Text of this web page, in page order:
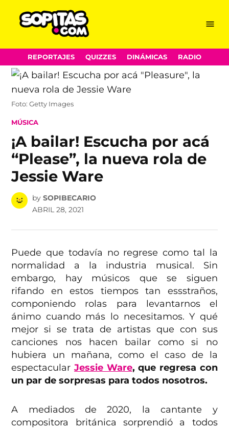
Skip
to
content
Menu
REPORTAJES QUIZZES DINÁMICAS RADIO
Foto: Getty Images
POSTED
MÚSICA
¡A bailar! Escucha por acá
“Please”, la nueva rola de
Jessie Ware
by SOPIBECARIO
ABRIL 28, 2021
Puede que todavía no regrese como tal la
normalidad a la industria musical. Sin
embargo, hay músicos que se siguen
rifando en estos tiempos tan essstraños,
componiendo rolas para levantarnos el
ánimo cuando más lo necesitamos. Y qué
mejor si se trata de artistas que con sus
canciones nos hacen bailar como si no
hubiera un mañana, como el caso de la
espectacularJessie Ware, que regresa con
un par de sorpresas para todos nosotros.
A mediados de 2020, la cantante y
compositora británica sorprendió a todos